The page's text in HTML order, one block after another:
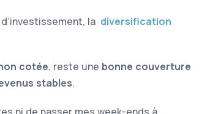
la diversification
cotée, reste une bonne couverture
stables.